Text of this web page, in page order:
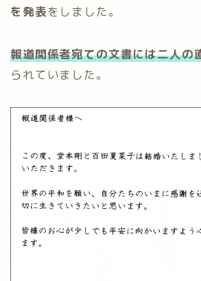
を発表をしました。
報道関係者宛ての文書には二人の
られていました。